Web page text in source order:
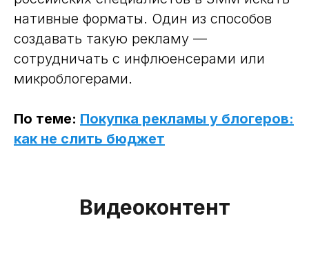
нативные форматы. Один из способов
создавать такую рекламу —
сотрудничать с инфлюенсерами или
микроблогерами.
По теме: Покупка рекламы у блогеров:
как не слить бюджет
Видеоконтент